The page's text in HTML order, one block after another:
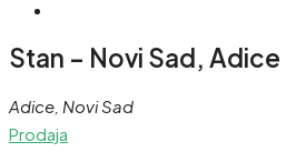
Stan – Novi Sad, Adice
Adice, Novi Sad
Prodaja